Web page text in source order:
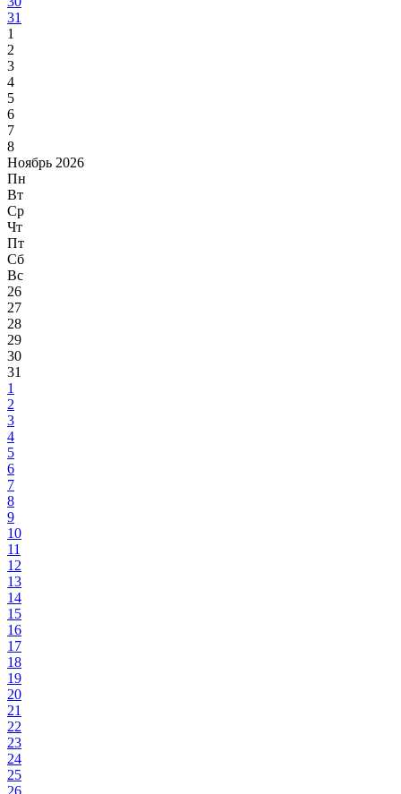
31
1
2
3
4
5
6
7
8
Ноябрь 2026
Пн
Вт
Ср
Чт
Пт
Сб
Вс
26
27
28
29
30
31
1
2
3
4
5
6
7
8
9
10
11
12
13
14
15
16
17
18
19
20
21
22
23
24
25